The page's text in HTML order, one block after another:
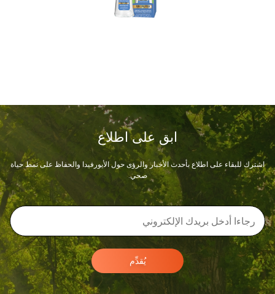
ابق على اطلاع
اشترك للبقاء على اطلاع بأحدث الأخبار والرؤى حول الأيورفيدا والحفاظ على نمط حياة
صحي.
يُقدِّم